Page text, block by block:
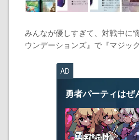
みんなが優しすぎて、対戦中に
ウンデーションズ』で『マジッ
AD
勇者パーティはぜ